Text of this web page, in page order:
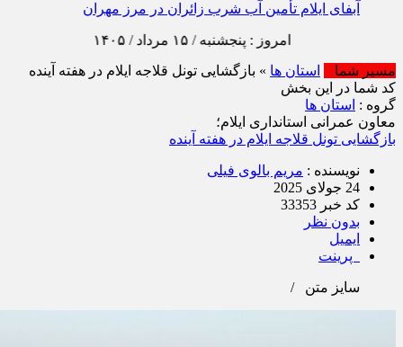
آبفای ایلام تأمین آب شرب زائران در مرز مهران را تا پایان
مسیر شما استان ها
کد شما در این بخش
گروه : استان ها
معاون عمرانی استانداری ایلام؛
نویسنده : مریم بالوی فیلی
24 جولای 2025
کد خبر 33353
بدون نظر
ایمیل